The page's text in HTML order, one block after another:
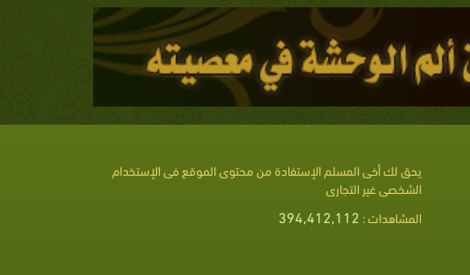
يحق لك أخى المسلم الإستفادة من محتوى الموقع فى الإستخدام
الشخصى غير التجارى
المشاهدات : 394,412,112